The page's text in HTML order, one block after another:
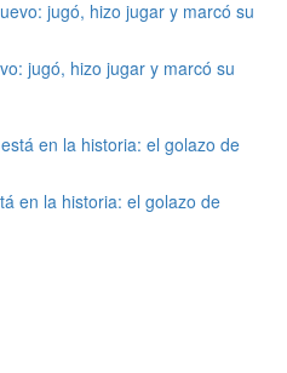
jugó, hizo jugar y marcó su
en la historia: el golazo de